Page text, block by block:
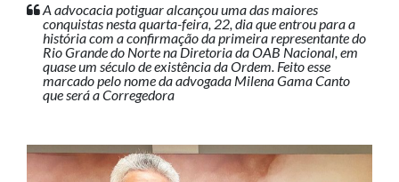
A advocacia potiguar alcançou uma das maiores
conquistas nesta quarta-feira, 22, dia que entrou para a
história com a confirmação da primeira representante do
Rio Grande do Norte na Diretoria da OAB Nacional, em
quase um século de existência da Ordem. Feito esse
marcado pelo nome da advogada Milena Gama Canto
que será a Corregedora